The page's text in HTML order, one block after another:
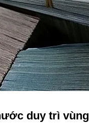
duy trì